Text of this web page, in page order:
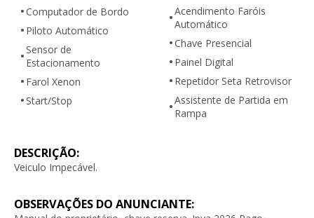
Computador de Bordo
Piloto Automático
Sensor de
Estacionamento
Farol Xenon
Start/Stop
Acendimento Faróis
Automático
Chave Presencial
Painel Digital
Repetidor Seta Retrovisor
Assistente de Partida em
Rampa
DESCRIÇÃO:
Veiculo Impecável.
OBSERVAÇÕES DO ANUNCIANTE: